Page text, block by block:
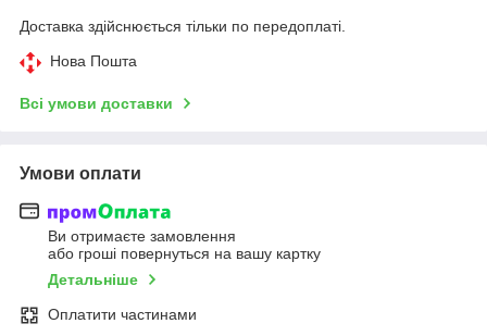
Доставка здійснюється тільки по передоплаті.
Нова Пошта
Всі умови доставки
Умови оплати
Ви отримаєте замовлення
або гроші повернуться на вашу картку
Детальніше
Оплатити частинами